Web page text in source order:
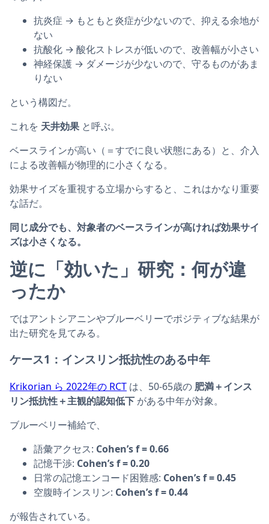
抗炎症 → もともと炎症が少ないので、抑える余地が
ない
抗酸化 → 酸化ストレスが低いので、改善幅が小さい
神経保護 → ダメージが少ないので、守るものがあま
りない
という構図だ。
これを 天井効果 と呼ぶ。
ベースラインが高い（＝すでに良い状態にある）と、介入
による改善幅が物理的に小さくなる。
効果サイズを重視する立場からすると、これはかなり重要
な話だ。
同じ成分でも、対象者のベースラインが高ければ効果サイ
ズは小さくなる。
逆に「効いた」研究：何が違
ったか
ではアントシアニンやブルーベリーでポジティブな結果が
出た研究を見てみる。
ケース1：インスリン抵抗性のある中年
Krikorian ら 2022年の RCT は、50-65歳の 肥満＋インス
リン抵抗性＋主観的認知低下 がある中年が対象。
ブルーベリー補給で、
語彙アクセス: Cohen’s f = 0.66
記憶干渉: Cohen’s f = 0.20
日常の記憶エンコード困難感: Cohen’s f = 0.45
空腹時インスリン: Cohen’s f = 0.44
が報告されている。